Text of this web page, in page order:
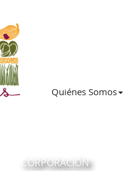
Quiénes Somos
CORPORACIÓN